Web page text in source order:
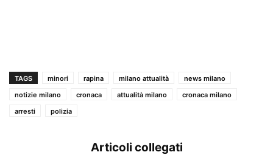
TAGS minori rapina milano attualità
news milano
notizie milano
cronaca attualità milano
cronaca milano
arresti
polizia
Articoli collegati